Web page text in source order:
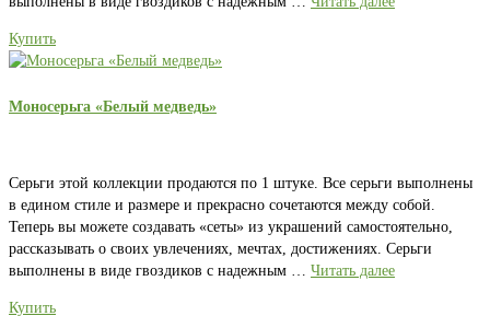
Купить
Моносерьга «Белый медведь»
Серьги этой коллекции продаются по 1 штуке. Все серьги выполнены
в едином стиле и размере и прекрасно сочетаются между собой.
Теперь вы можете создавать «сеты» из украшений самостоятельно,
рассказывать о своих увлечениях, мечтах, достижениях. Серьги
выполнены в виде гвоздиков с надежным … Читать далее
Купить